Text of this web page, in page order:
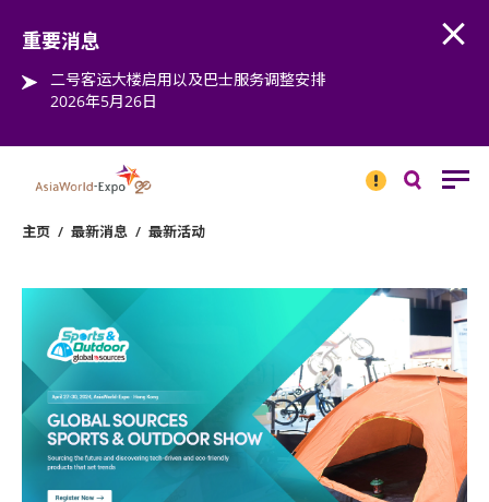
重要消息
二号客运大楼启用以及巴士服务调整安排
2026年5月26日
消息
主页 / 最新消息 / 最新活动